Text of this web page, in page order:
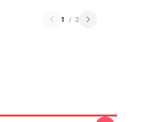
1 / 2